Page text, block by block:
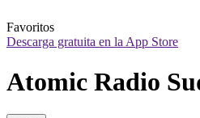
Favoritos
Descarga gratuita en la App Store
Atomic Radio